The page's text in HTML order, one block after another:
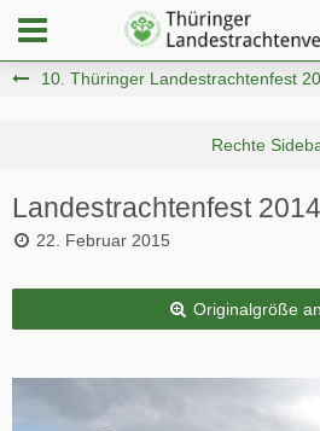
10. Thüringer Landestrachtenfest
Landestrachtenfest 2014
22. Februar 2015
Originalgröße